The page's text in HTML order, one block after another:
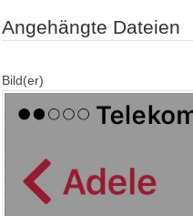
Angehängte Dateien
Bild(er)